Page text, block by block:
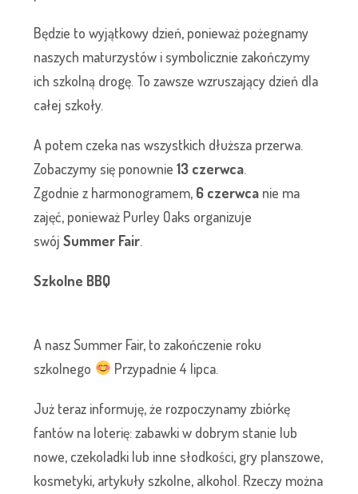
Będzie to wyjątkowy dzień, ponieważ pożegnamy
naszych maturzystów i symbolicznie zakończymy
ich szkolną drogę. To zawsze wzruszający dzień dla
całej szkoły.
A potem czeka nas wszystkich dłuższa przerwa.
Zobaczymy się ponownie13 czerwca.
Zgodnie z harmonogramem, 6 czerwca nie ma
zajęć, ponieważ Purley Oaks organizuje
swójSummer Fair.
Szkolne BBQ
A nasz Summer Fair, to zakończenie roku
szkolnego
Przypadnie 4 lipca.
Już teraz informuję, że rozpoczynamy zbiórkę
fantów na loterię: zabawki w dobrym stanie lub
nowe, czekoladki lub inne słodkości, gry planszowe,
kosmetyki, artykuły szkolne, alkohol. Rzeczy można